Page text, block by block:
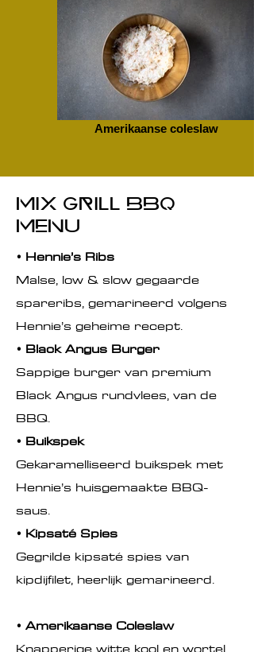
Amerikaanse coleslaw
Mix grill BBQ
menu
• Hennie’s Ribs
Malse, low & slow gegaarde
spareribs, gemarineerd volgens
Hennie’s geheime recept.
• Black Angus Burger
Sappige burger van premium
Black Angus rundvlees, van de
BBQ.
• Buikspek
Gekaramelliseerd buikspek met
Hennie’s huisgemaakte BBQ-
saus.
• Kipsaté Spies
Gegrilde kipsaté spies van
kipdijfilet, heerlijk gemarineerd.
• Amerikaanse Coleslaw